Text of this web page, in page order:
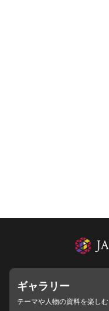
ギャラリー
テーマや人物の資料を楽しむ